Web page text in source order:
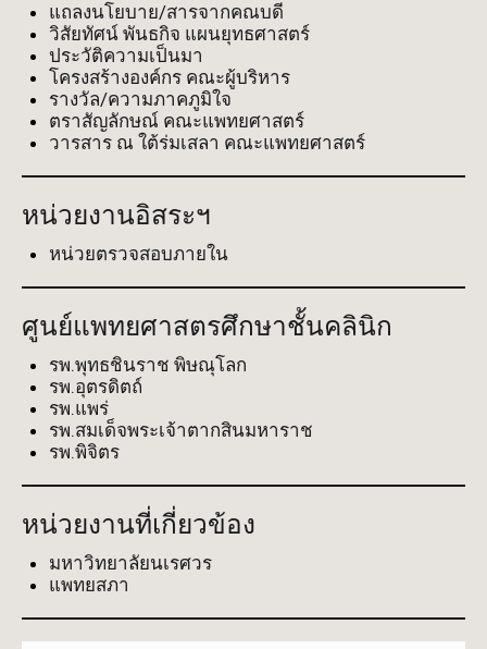
แถลงนโยบาย/สารจากคณบดี
วิสัยทัศน์ พันธกิจ แผนยุทธศาสตร์
ประวัติความเป็นมา
โครงสร้างองค์กร คณะผู้บริหาร
รางวัล/ความภาคภูมิใจ
ตราสัญลักษณ์ คณะแพทยศาสตร์
วารสาร ณ ใต้ร่มเสลา คณะแพทยศาสตร์
หน่วยงานอิสระฯ
หน่วยตรวจสอบภายใน
ศูนย์แพทยศาสตรศึกษาชั้นคลินิก
รพ.พุทธชินราช พิษณุโลก
รพ.อุตรดิตถ์
รพ.แพร่
รพ.สมเด็จพระเจ้าตากสินมหาราช
รพ.พิจิตร
หน่วยงานที่เกี่ยวข้อง
มหาวิทยาลัยนเรศวร
แพทยสภา